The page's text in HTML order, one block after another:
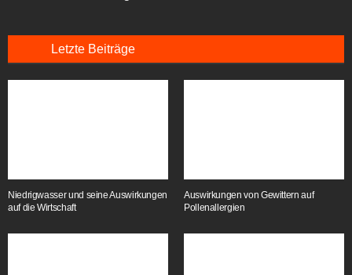
Letzte Beiträge
Niedrigwasser und seine Auswirkungen
auf die Wirtschaft
Auswirkungen von Gewittern auf
Pollenallergien